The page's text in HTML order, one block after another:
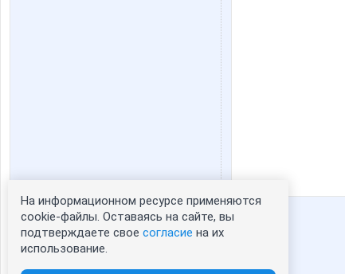
Статистика портрета:
сейчас просматривают портрет - 0
зарегистрированные пользователи
На информационном ресурсе применяются
cookie-файлы. Оставаясь на сайте, вы
подтверждаете свое согласие на их
использование.